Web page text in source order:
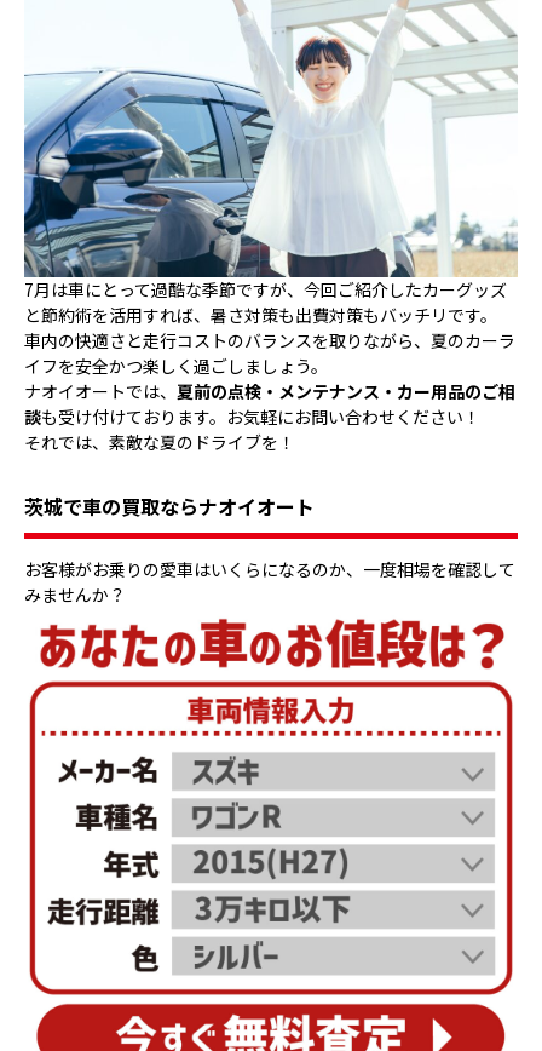
7月は車にとって過酷な季節ですが、今回ご紹介したカーグッズ
と節約術を活用すれば、暑さ対策も出費対策もバッチリです。
車内の快適さと走行コストのバランスを取りながら、夏のカーラ
イフを安全かつ楽しく過ごしましょう。
ナオイオートでは、 夏前の点検・メンテナンス・カー用品のご相
談も受け付けております。お気軽にお問い合わせください！
それでは、素敵な夏のドライブを！
茨城で車の買取ならナオイオート
お客様がお乗りの愛車はいくらになるのか、一度相場を確認して
みませんか？